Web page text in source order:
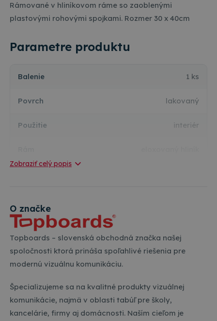
Rámované v hliníkovom ráme so zaoblenými
plastovými rohovými spojkami. Rozmer 30 x 40cm
TOP OFFICE s.r.o.
Hlavná 922
925 01Matúškovo
info@topkancelaria.sk
Parametre produktu
Balenie 1 ks
Povrch lakovaný
Použitie interiér
Zobraziť celý popis
O značke
Topboards – slovenská obchodná značka našej
spoločnosti ktorá prináša spoľahlivé riešenia pre
modernú vizuálnu komunikáciu.
Špecializujeme sa na kvalitné produkty vizuálnej
komunikácie, najmä v oblasti tabúľ pre školy,
kancelárie, firmy aj domácnosti. Naším cieľom je